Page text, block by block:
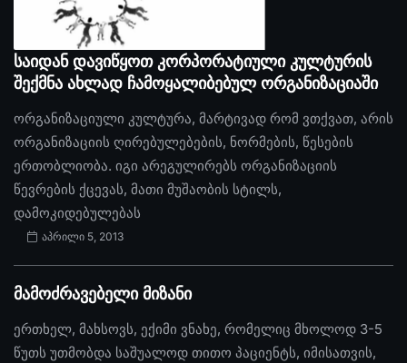
საიდან დავიწყოთ კორპორატიული კულტურის
შექმნა ახლად ჩამოყალიბებულ ორგანიზაციაში
ორგანიზაციული კულტურა, მარტივად რომ ვთქვათ, არის
ორგანიზაციის ღირებულებების, ნორმების, წესების
ერთობლიობა. იგი არეგულირებს ორგანიზაციის
წევრების ქცევას, მათი მუშაობის სტილს,
დამოკიდებულებას
აპრილი 5, 2013
მამოძრავებელი მიზანი
ერთხელ, მახსოვს, ექიმი ვნახე, რომელიც მხოლოდ 3-5
წუთს უთმობდა საშუალოდ თითო პაციენტს, იმისათვის,